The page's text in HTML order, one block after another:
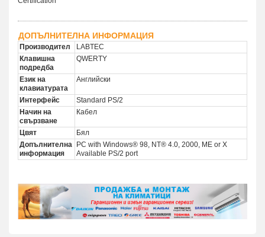
ДОПЪЛНИТЕЛНА ИНФОРМАЦИЯ
Производител
LABTEC
Клавишна
подредба
QWERTY
Език на
клавиатурата
Английски
Интерфейс
Standard PS/2
Начин на
свързване
Кабел
Цвят
Бял
Допълнителна
информация
PC with Windows® 98, NT® 4.0, 2000, ME or X
Available PS/2 port